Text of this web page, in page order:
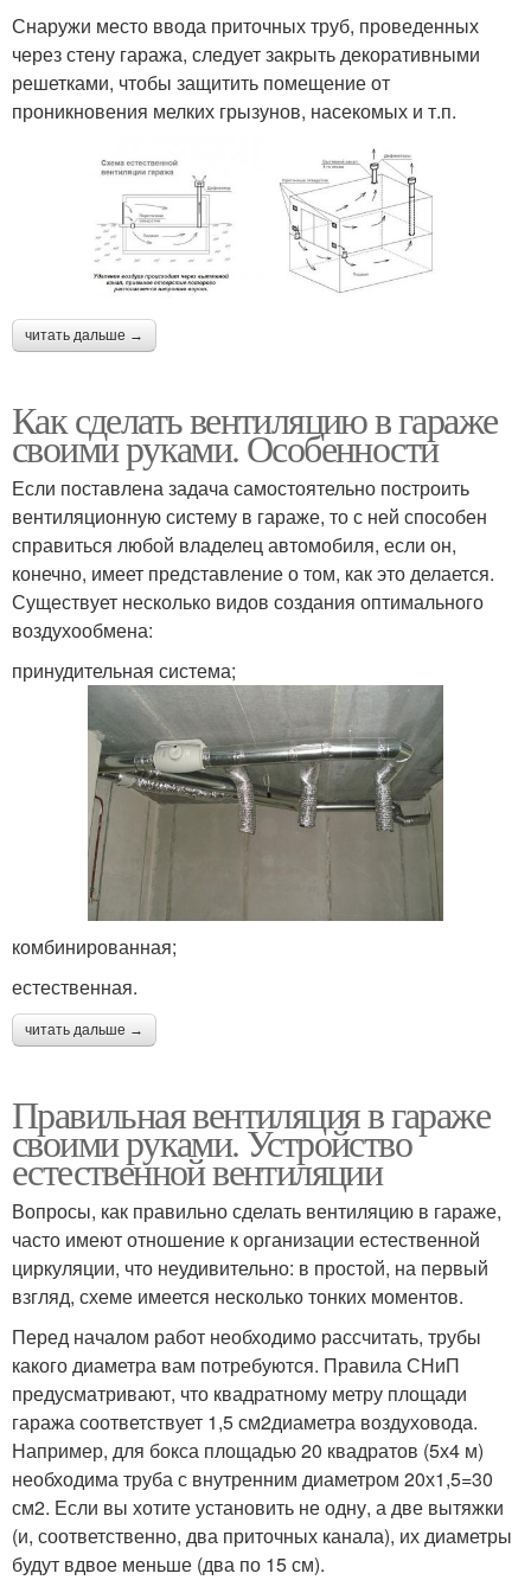
Снаружи место ввода приточных труб, проведенных
через стену гаража, следует закрыть декоративными
решетками, чтобы защитить помещение от
проникновения мелких грызунов, насекомых и т.п.
читать дальше →
Как сделать вентиляцию в гараже
своими руками. Особенности
Если поставлена задача самостоятельно построить
вентиляционную систему в гараже, то с ней способен
справиться любой владелец автомобиля, если он,
конечно, имеет представление о том, как это делается.
Существует несколько видов создания оптимального
воздухообмена:
принудительная система;
комбинированная;
естественная.
читать дальше →
Правильная вентиляция в гараже
своими руками. Устройство
естественной вентиляции
Вопросы, как правильно сделать вентиляцию в гараже,
часто имеют отношение к организации естественной
циркуляции, что неудивительно: в простой, на первый
взгляд, схеме имеется несколько тонких моментов.
Перед началом работ необходимо рассчитать, трубы
какого диаметра вам потребуются. Правила СНиП
предусматривают, что квадратному метру площади
гаража соответствует 1,5 см2диаметра воздуховода.
Например, для бокса площадью 20 квадратов (5х4 м)
необходима труба с внутренним диаметром 20х1,5=30
см2. Если вы хотите установить не одну, а две вытяжки
(и, соответственно, два приточных канала), их диаметры
будут вдвое меньше (два по 15 см).